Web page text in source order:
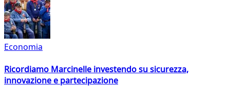
Economia
Ricordiamo Marcinelle investendo su sicurezza,
innovazione e partecipazione